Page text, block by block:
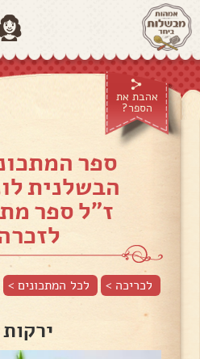
אהבת את
הספר?
ספר
הבשלנית
ז"ל ספר
לכריכה > לכל המתכונים >
ירקות